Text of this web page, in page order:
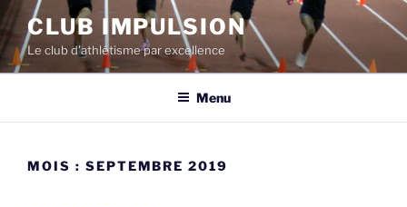
Aller
au
contenu
CLUB IMPULSION
Le club d'athlétisme par excellence
Menu
MOIS : SEPTEMBRE 2019